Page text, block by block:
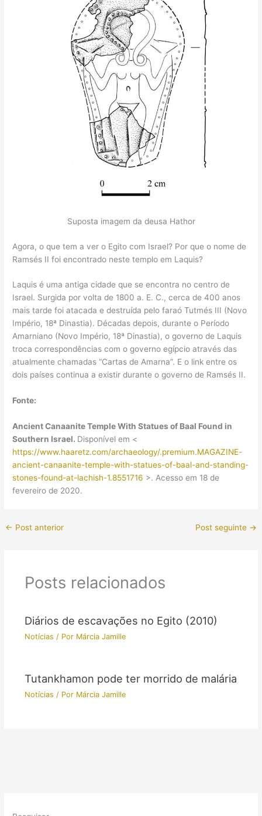
Suposta imagem da deusa Hathor
Agora, o que tem a ver o Egito com Israel? Por que o nome de
Ramsés II foi encontrado neste templo em Laquis?
Laquis é uma antiga cidade que se encontra no centro de
Israel. Surgida por volta de 1800 a. E. C., cerca de 400 anos
mais tarde foi atacada e destruída pelo faraó Tutmés III (Novo
Império, 18ª Dinastia). Décadas depois, durante o Período
Amarniano (Novo Império, 18ª Dinastia), o governo de Laquis
troca correspondências com o governo egípcio através das
atualmente chamadas “Cartas de Amarna”. E o link entre os
dois países continua a existir durante o governo de Ramsés II.
Fonte:
Ancient Canaanite Temple With Statues of Baal Found in
Southern Israel. Disponível em <
https://www.haaretz.com/archaeology/.premium.MAGAZINE-
ancient-canaanite-temple-with-statues-of-baal-and-standing-
stones-found-at-lachish-1.8551716 >. Acesso em 18 de
fevereiro de 2020.
← Post anterior Post seguinte →
Posts relacionados
Diários de escavações no Egito (2010)
Notícias / Por Márcia Jamille
Tutankhamon pode ter morrido de malária
Notícias / Por Márcia Jamille